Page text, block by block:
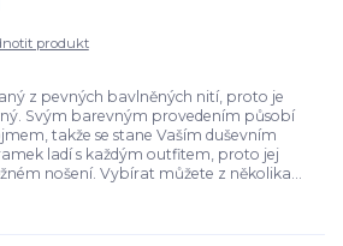
produkt
z pevných bavlněných nití, proto je
Svým barevným provedením působí
takže se stane Vaším duševním
ladí s každým outfitem, proto jej
nošení. Vybírat můžete z několika...